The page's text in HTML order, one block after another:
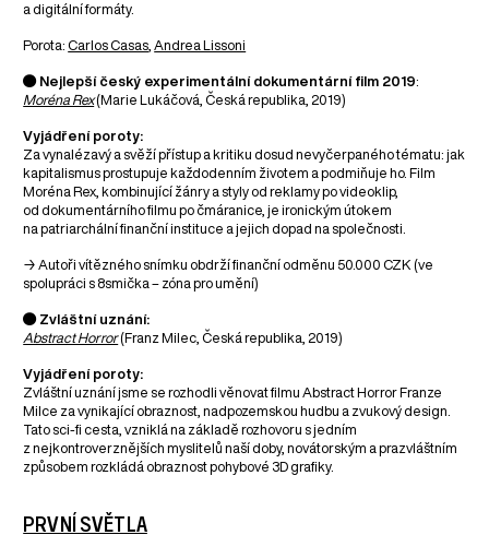
a digitální formáty.
Porota:Carlos Casas ,Andrea Lissoni
● Nejlepší český experimentální dokumentární film 2019:
Moréna Rex(Marie Lukáčová, Česká republika, 2019)
Vyjádření poroty:
Za vynalézavý a svěží přístup a kritiku dosud nevyčerpaného tématu: jak
kapitalismus prostupuje každodenním životem a podmiňuje ho. Film
Moréna Rex, kombinující žánry a styly od reklamy po videoklip,
od dokumentárního filmu po čmáranice, je ironickým útokem
na patriarchální finanční instituce a jejich dopad na společnosti.
→ Autoři vítězného snímku obdrží finanční odměnu 50.000 CZK (ve
spolupráci s 8smička – zóna pro umění)
● Zvláštní uznání:
Abstract Horror(Franz Milec, Česká republika, 2019)
Vyjádření poroty:
Zvláštní uznání jsme se rozhodli věnovat filmu Abstract Horror Franze
Milce za vynikající obraznost, nadpozemskou hudbu a zvukový design.
Tato sci-fi cesta, vzniklá na základě rozhovoru s jedním
z nejkontroverznějších myslitelů naší doby, novátorským a prazvláštním
způsobem rozkládá obraznost pohybové 3D grafiky.
PRVNÍ SVĚTLA